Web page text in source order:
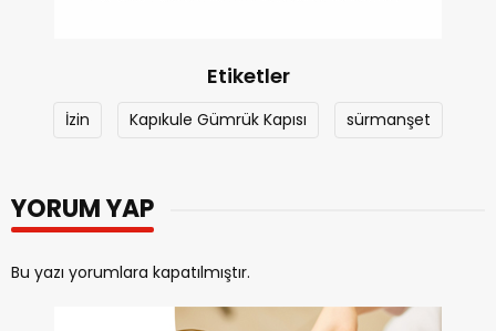
Etiketler
İzin Kapıkule Gümrük Kapısı sürmanşet
YORUM YAP
Bu yazı yorumlara kapatılmıştır.